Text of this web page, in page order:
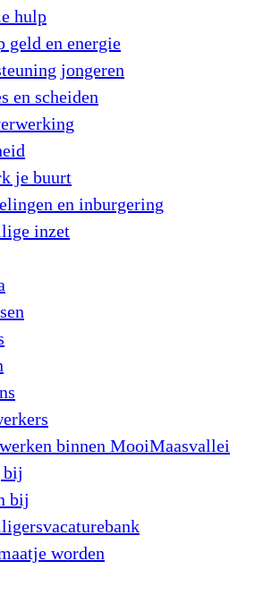
hulp
geld en energie
jongeren
en scheiden
je buurt
en inburgering
inzet
binnen MooiMaasvallei
bij
bij
worden